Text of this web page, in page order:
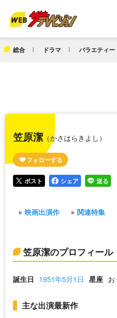
総合 ドラマ バラエティー
笠原潔 （かさはらきよし）
ポスト シェア 送る
映画出演作 関連特集
笠原潔のプロフィール
誕生日 1951年5月1日 星座 お
主な出演最新作